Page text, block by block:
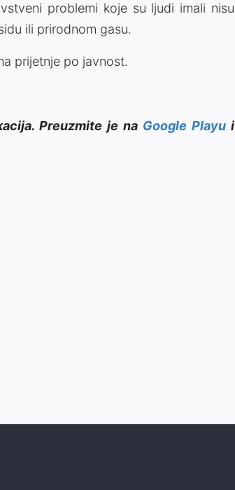
problemi koje su ljudi imali nisu
ili prirodnom gasu.
prijetnje po javnost.
Preuzmite je na Google Playui